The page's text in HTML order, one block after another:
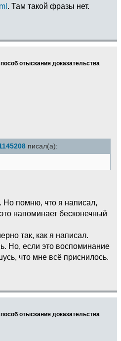
. Там такой фразы нет.
отыскания доказательства
писал(а):
помню, что я написал,
напоминает бесконечный
так, как я написал.
Но, если это воспоминание
что мне всё приснилось.
отыскания доказательства